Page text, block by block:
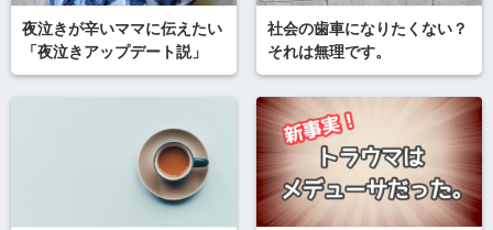
夜泣きが辛いママに伝えたい
「夜泣きアップデート説」
社会の歯車になりたくない？
それは無理です。